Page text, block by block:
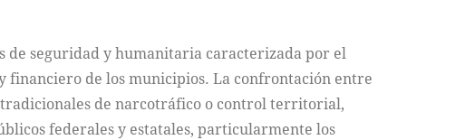
de seguridad y humanitaria caracterizada por el
financiero de los municipios. La confrontación entre
tradicionales de narcotráfico o control territorial,
federales y estatales, particularmente los